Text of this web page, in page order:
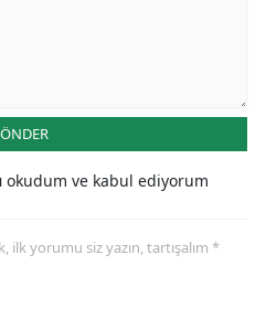
okudum ve kabul ediyorum
yorumu siz yazın, tartışalım *